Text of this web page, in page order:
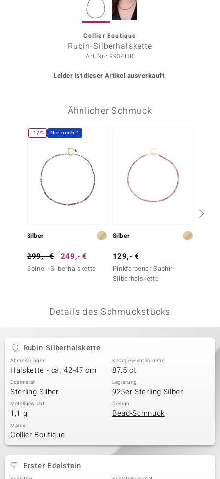
BY DE MELO
Collection
Classics
Collier Boutique
Rubin-Silberhalskette
Art.Nr.: 9934HR
Leider ist dieser Artikel ausverkauft.
Ähnlicher Schmuck
-17% Nur noch 1
Silber
299,- € 249,- €
Spinell-Silberhalskette
Silber
129,- €
Pinkfarbener Saphir-
Silberhalskette
Details des Schmuckstücks
Rubin-Silberhalskette
Abmessungen
Halskette - ca. 42-47 cm
Karatgewicht Summe
87,5 ct
Edelmetall
Sterling Silber
Legierung
925er Sterling Silber
Metallgewicht
1,1 g
Design
Bead-Schmuck
Marke
Collier Boutique
Erster Edelstein